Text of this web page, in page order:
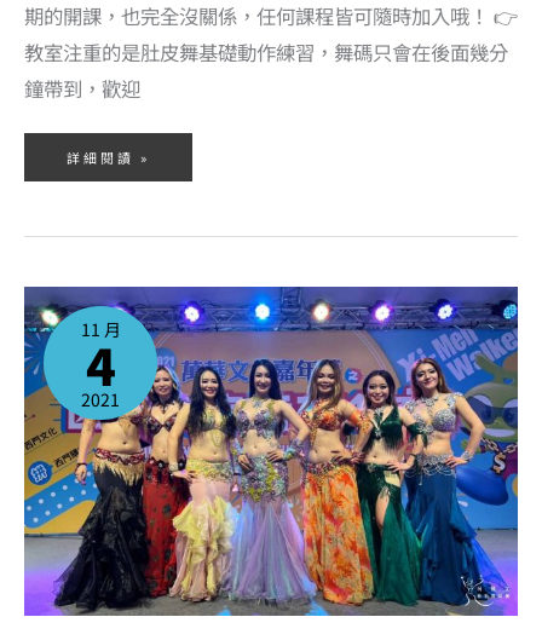
期的開課，也完全沒關係，任何課程皆可隨時加入哦！ 👉
教室注重的是肚皮舞基礎動作練習，舞碼只會在後面幾分
鐘帶到，歡迎
詳細閱讀 »
11 月
4
2021
11
月
份
爐！
現
在
上
課
不
用
強
制
戴
口
罩
囉
~